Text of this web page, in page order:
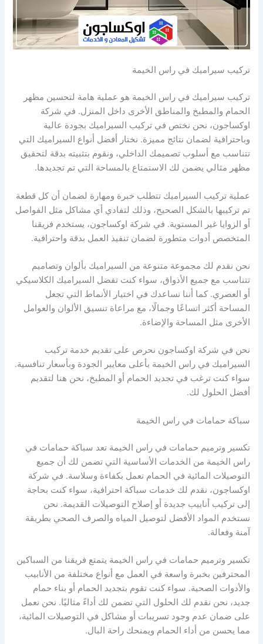
تركيب سيراميك في راس الخيمة
تركيب سيراميك في راس الخيمة هو عملية هامة لتحسين مظهر
الحمام والمطبخ والمناطق الأخرى داخل المنزل. في شركة
اوكساجون، نحن نختص في تركيب السيراميك بجودة عالية
وباحترافية لضمان نتائج مميزة. نختار أفضل أنواع السيراميك التي
تتناسب مع أسلوب تصميمك الداخلي، ونقوم بتثبيته بدقة لتحقيق
مظهر مثالي يضمن لك الاستمتاع بالمساحة التي تم تجديدها.
عملية تركيب السيراميك تتطلب خبرة ومهارة لضمان أن كل قطعة
تم تركيبها بالشكل الصحيح، وذلك لتفادي أي مشاكل مثل الفواصل
أو الزوايا غير المستوية. في شركة اوكساجون، يستخدم فريقنا
المتخصص أدوات متطورة لضمان تنفيذ العمل بدقة واحترافية.
نحن نقدم لك مجموعة متنوعة من السيراميك بألوان وتصاميم
تتناسب مع جميع الأذواق، سواء كنت تفضل السيراميك الكلاسيكي
أو العصري. كما أننا نساعدك في اختيار الأنماط التي تجعل
المساحة أكثر اتساعًا وجمالًا، مع مراعاة تنسيق الألوان والعوامل
الأخرى مثل المساحة والإضاءة.
نحن في شركة اوكساجون نحرص على تقديم خدمة تركيب
السيراميك في راس الخيمة بأعلى معايير الجودة وبأسعار تنافسية.
سواء كنت ترغب في تجديد الحمام أو المطبخ، نحن هنا لتقديم
أفضل الحلول لك.
سباكة حمامات في راس الخيمة
تكسير وترميم حمامات في راس الخيمة تعد سباكة حمامات في
راس الخيمة من الخدمات الأساسية التي تضمن لك أن جميع
التوصيلات المائية في الحمام تعمل بكفاءة وسلاسة. في شركة
اوكساجون، نقدم لك خدمات سباكة احترافية، سواء كنت بحاجة
إلى تركيب أنابيب جديدة أو إصلاح التوصيلات القديمة. نحن
نستخدم المواد الأفضل لتوصيل المياه والصرف الصحي بطريقة
آمنة وفعالة.
تكسير وترميم حمامات في راس الخيمة يتمتع فريقنا من السباكين
المحترفين بخبرة واسعة في العمل مع أنواع مختلفة من الأنابيب
والأدوات الصحية. سواء كنت تقوم بتجديد الحمام أو بناء حمام
جديد، نحن نقدم لك الحلول التي تضمن لك أداءً مثاليًا. نحن نعمل
على ضمان عدم وجود تسريبات أو مشاكل في التوصيلات المائية،
مما يحسن من أداء الحمام ويمنحك راحة البال.